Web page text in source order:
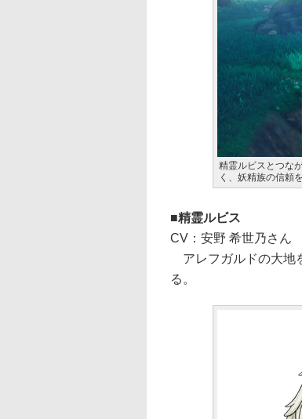
精霊ルビスとつな
く、妖精族の信頼
精霊ルビス
CV：安野 希世乃さん
アレフガルドの大地
る。